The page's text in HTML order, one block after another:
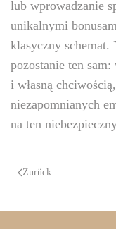
lub wprowadzanie
unikalnymi
klasyczny schemat.
pozostanie ten
i własną
niezapomnianych
na ten
Zurück